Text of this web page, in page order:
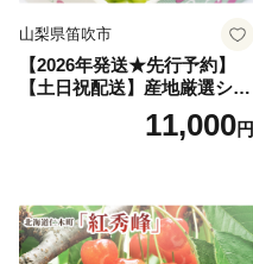
山梨県笛吹市
【2026年発送★先行予約】
【土日祝配送】産地厳選シャ
インマスカット1.2kg～1.3kg
（2房～3房）※沖縄・離島配
笛吹市 山梨県 フルーツ 果物
ぶどう 葡萄 大粒 シャインマ
スカット おすすめ シャイン
11,000円